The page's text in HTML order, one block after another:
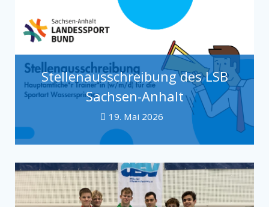
Stellenausschreibung des LSB
Sachsen-Anhalt
19. Mai 2026